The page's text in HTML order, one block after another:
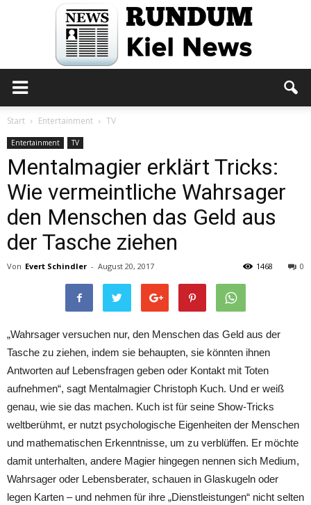
Kiel
News
Start Entertainment TV
Entertainment TV
Mentalmagier erklärt Tricks:
Wie vermeintliche Wahrsager
den Menschen das Geld aus
der Tasche ziehen
Von Evert Schindler - August 20, 2017 0
1468
„Wahrsager versuchen nur, den Menschen das Geld aus der
Tasche zu ziehen, indem sie behaupten, sie könnten ihnen
Antworten auf Lebensfragen geben oder Kontakt mit Toten
aufnehmen“, sagt Mentalmagier Christoph Kuch. Und er weiß
genau, wie sie das machen. Kuch ist für seine Show-Tricks
weltberühmt, er nutzt psychologische Eigenheiten der Menschen
und mathematischen Erkenntnisse, um zu verblüffen. Er möchte
damit unterhalten, andere Magier hingegen nennen sich Medium,
Wahrsager oder Lebensberater, schauen in Glaskugeln oder
legen Karten – und nehmen für ihre „Dienstleistungen“ nicht selten